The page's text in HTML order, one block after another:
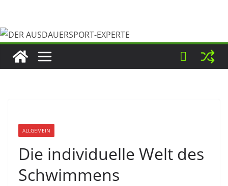
ALLGEMEIN
Die individuelle Welt des
Schwimmens